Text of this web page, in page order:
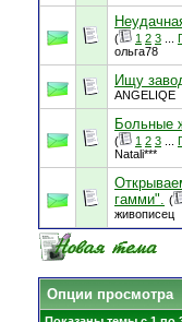
( 1 2 3
ольга78
Ищу
ANGELIQE
Больные
( 1 2 3
Natali***
гамми". (
живописец
Опции просмотра